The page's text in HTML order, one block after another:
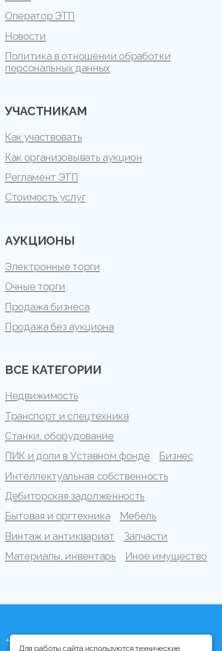
Оператор ЭТП
Новости
Политика в отношении обработки
персональных данных
УЧАСТНИКАМ
Как участвовать
Как организовывать аукцион
Регламент ЭТП
Стоимость услуг
АУКЦИОНЫ
Электронные торги
Очные торги
Продажа бизнеса
Продажа без аукциона
ВСЕ КАТЕГОРИИ
Недвижимость
Транспорт и спецтехника
Станки, оборудование
ПИК и доли в Уставном фонде
Бизнес
Интеллектуальная собственность
Дебиторская задолженность
Бытовая и оргтехника
Мебель
Винтаж и антиквариат
Запчасти
Материалы, инвентарь
Иное имущество
+375 (44) 704 92 06
Для работы сайта используются технические,